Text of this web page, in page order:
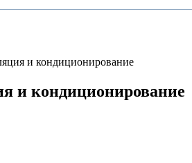
и кондиционирование
и кондиционирование